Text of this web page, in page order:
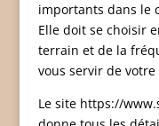
importants dans le
Elle doit se choisir
terrain et de la
vous servir de
Le site https://